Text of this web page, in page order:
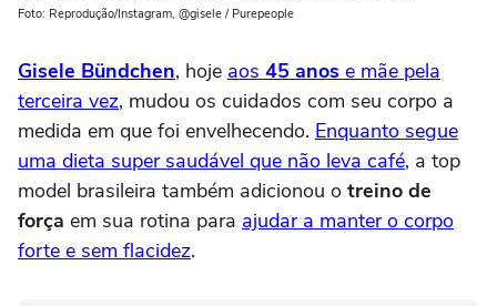
Foto: Reprodução/Instagram, @gisele / Purepeople
Gisele Bündchen, hoje aos 45 anos e mãe pela
terceira vez, mudou os cuidados com seu corpo a
medida em que foi envelhecendo. Enquanto segue
uma dieta super saudável que não leva café, a top
model brasileira também adicionou o treino de
força em sua rotina para ajudar a manter o corpo
forte e sem flacidez.